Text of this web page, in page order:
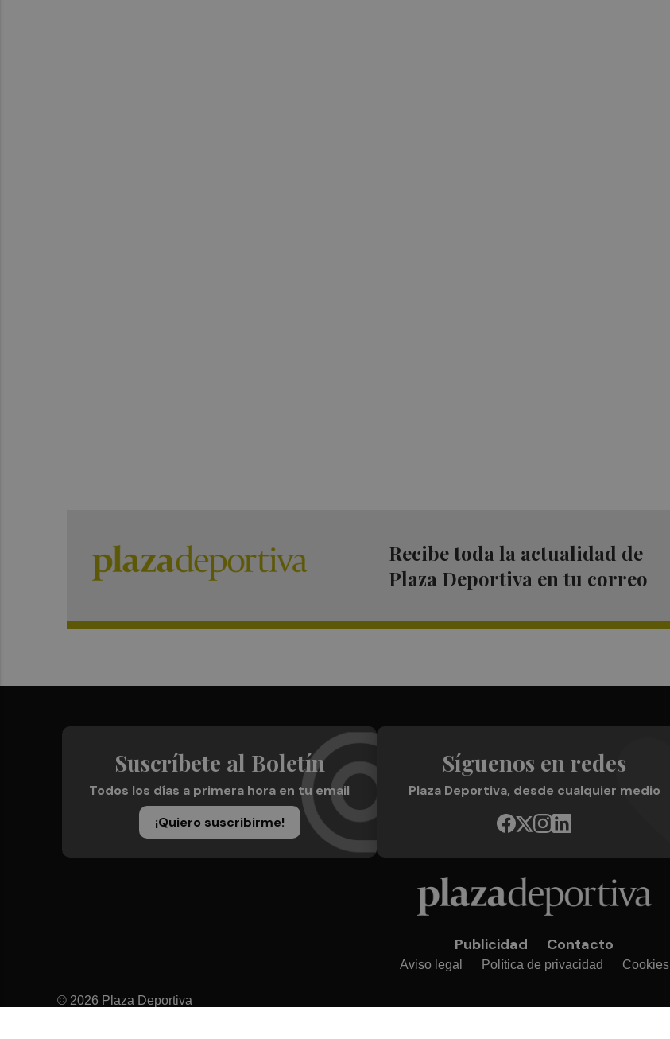
Recibe toda la actualidad de
Plaza Deportiva en tu correo
Suscríbete al Boletín
Todos los días a primera hora en tu email
¡Quiero suscribirme!
Síguenos en redes
Plaza Deportiva, desde cualquier medio
Publicidad Contacto
Aviso legal Política de privacidad Cookies
© 2026 Plaza Deportiva